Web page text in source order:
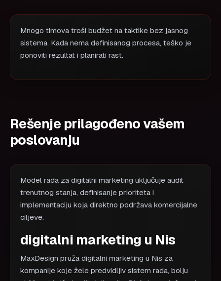
Mnogo timova troši budžet na taktike bez jasnog
sistema. Kada nema definisanog procesa, teško je
ponoviti rezultat i planirati rast.
Rešenje prilagođeno vašem
poslovanju
Model rada za digitalni marketing uključuje audit
trenutnog stanja, definisanje prioriteta i
implementaciju koja direktno podržava komercijalne
ciljeve.
digitalni marketing u Nis
MaxDesign pruža digitalni marketing u Nis za
kompanije koje žele predvidljiv sistem rada, bolju